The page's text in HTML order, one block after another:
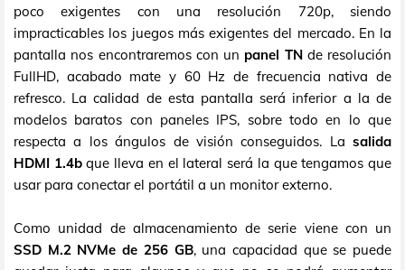
poco exigentes con una resolución 720p, siendo
impracticables los juegos más exigentes del mercado. En la
pantalla nos encontraremos con un panel TNde resolución
FullHD, acabado mate y 60 Hz de frecuencia nativa de
refresco. La calidad de esta pantalla será inferior a la de
modelos baratos con paneles IPS, sobre todo en lo que
respecta a los ángulos de visión conseguidos. La salida
HDMI 1.4bque lleva en el lateral será la que tengamos que
usar para conectar el portátil a un monitor externo.
Como unidad de almacenamiento de serie viene con un
SSD M.2 NVMe de 256 GB, una capacidad que se puede